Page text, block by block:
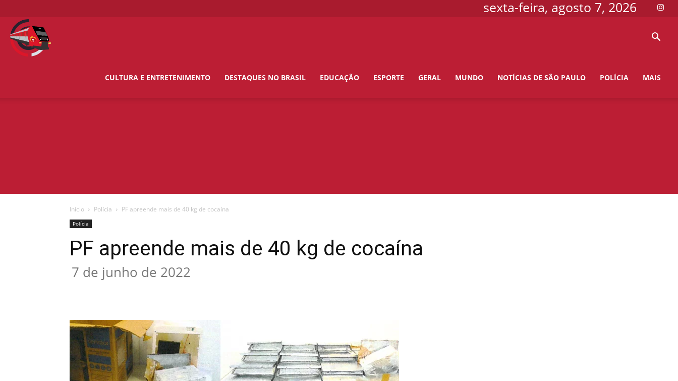
sexta-feira, agosto 7, 2026
CULTURA E ENTRETENIMENTO DESTAQUES NO BRASIL EDUCAÇÃO ESPORTE GERAL MUNDO NOTÍCIAS DE SÃO PAULO POLÍCIA MAIS
Início Polícia PF apreende mais de 40 kg de cocaína
Polícia
PF apreende mais de 40 kg de cocaína
7 de junho de 2022